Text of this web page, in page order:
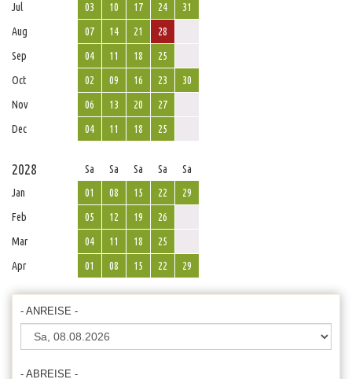
Jul
03 10 17 24
31
Aug
07 14 21
28
Sep
04 11 18
25
Oct
02 09 16 23
30
Nov
06 13 20
27
Dec
04 11 18 25
2028 Sa Sa Sa Sa
Sa
Jan
01 08 15 22
29
Feb
05 12 19
26
Mar
04 11 18
25
Apr
01 08 15 22 29
- ANREISE -
- ABREISE -